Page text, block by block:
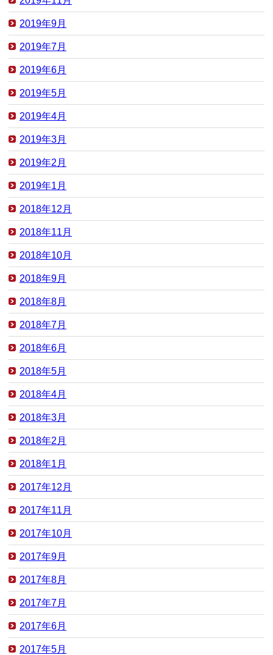
2019年9月
2019年7月
2019年6月
2019年5月
2019年4月
2019年3月
2019年2月
2019年1月
2018年12月
2018年11月
2018年10月
2018年9月
2018年8月
2018年7月
2018年6月
2018年5月
2018年4月
2018年3月
2018年2月
2018年1月
2017年12月
2017年11月
2017年10月
2017年9月
2017年8月
2017年7月
2017年6月
2017年5月